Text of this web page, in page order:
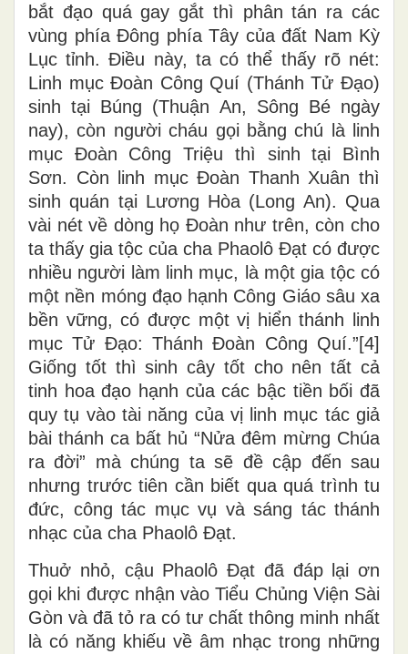
bắt đạo quá gay gắt thì phân tán ra các
vùng phía Đông phía Tây của đất Nam Kỳ
Lục tỉnh. Điều này, ta có thể thấy rõ nét:
Linh mục Đoàn Công Quí (Thánh Tử Đạo)
sinh tại Búng (Thuận An, Sông Bé ngày
nay), còn người cháu gọi bằng chú là linh
mục Đoàn Công Triệu thì sinh tại Bình
Sơn. Còn linh mục Đoàn Thanh Xuân thì
sinh quán tại Lương Hòa (Long An). Qua
vài nét về dòng họ Đoàn như trên, còn cho
ta thấy gia tộc của cha Phaolô Đạt có được
nhiều người làm linh mục, là một gia tộc có
một nền móng đạo hạnh Công Giáo sâu xa
bền vững, có được một vị hiển thánh linh
mục Tử Đạo: Thánh Đoàn Công Quí.”[4]
Giống tốt thì sinh cây tốt cho nên tất cả
tinh hoa đạo hạnh của các bậc tiền bối đã
quy tụ vào tài năng của vị linh mục tác giả
bài thánh ca bất hủ “Nửa đêm mừng Chúa
ra đời” mà chúng ta sẽ đề cập đến sau
nhưng trước tiên cần biết qua quá trình tu
đức, công tác mục vụ và sáng tác thánh
nhạc của cha Phaolô Đạt.
Thuở nhỏ, cậu Phaolô Đạt đã đáp lại ơn
gọi khi được nhận vào Tiểu Chủng Viện Sài
Gòn và đã tỏ ra có tư chất thông minh nhất
là có năng khiếu về âm nhạc trong những